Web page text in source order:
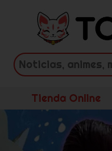
Tienda Online